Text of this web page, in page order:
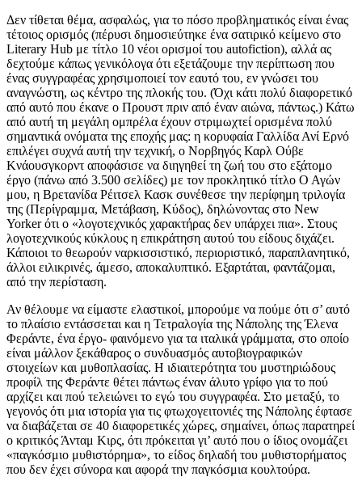
Δεν τίθεται θέμα, ασφαλώς, για το πόσο προβληματικός είναι ένας
τέτοιος ορισμός (πέρυσι δημοσιεύτηκε ένα σατιρικό κείμενο στο
Literary Hub με τίτλο 10 νέοι ορισμοί του autofiction), αλλά ας
δεχτούμε κάπως γενικόλογα ότι εξετάζουμε την περίπτωση που
ένας συγγραφέας χρησιμοποιεί τον εαυτό του, εν γνώσει του
αναγνώστη, ως κέντρο της πλοκής του. (Όχι κάτι πολύ διαφορετικό
από αυτό που έκανε ο Προυστ πριν από έναν αιώνα, πάντως.) Κάτω
από αυτή τη μεγάλη ομπρέλα έχουν στριμωχτεί ορισμένα πολύ
σημαντικά ονόματα της εποχής μας: η κορυφαία Γαλλίδα Ανί Ερνό
επιλέγει συχνά αυτή την τεχνική, ο Νορβηγός Καρλ Ούβε
Κνάουσγκορντ αποφάσισε να διηγηθεί τη ζωή του στο εξάτομο
έργο (πάνω από 3.500 σελίδες) με τον προκλητικό τίτλο Ο Αγών
μου, η Βρετανίδα Ρέιτσελ Κασκ συνέθεσε την περίφημη τριλογία
της (Περίγραμμα, Μετάβαση, Κύδος), δηλώνοντας στο New
Yorker ότι ο «λογοτεχνικός χαρακτήρας δεν υπάρχει πια». Στους
λογοτεχνικούς κύκλους η επικράτηση αυτού του είδους διχάζει.
Κάποιοι το θεωρούν ναρκισσιστικό, περιοριστικό, παραπλανητικό,
άλλοι ειλικρινές, άμεσο, αποκαλυπτικό. Εξαρτάται, φαντάζομαι,
από την περίσταση.
Αν θέλουμε να είμαστε ελαστικοί, μπορούμε να πούμε ότι σ’ αυτό
το πλαίσιο εντάσσεται και η Τετραλογία της Νάπολης της Έλενα
Φεράντε, ένα έργο- φαινόμενο για τα ιταλικά γράμματα, στο οποίο
είναι μάλλον ξεκάθαρος ο συνδυασμός αυτοβιογραφικών
στοιχείων και μυθοπλασίας. Η ιδιαιτερότητα του μυστηριώδους
προφίλ της Φεράντε θέτει πάντως έναν άλυτο γρίφο για το πού
αρχίζει και πού τελειώνει το εγώ του συγγραφέα. Στο μεταξύ, το
γεγονός ότι μια ιστορία για τις φτωχογειτονιές της Νάπολης έφτασε
να διαβάζεται σε 40 διαφορετικές χώρες, σημαίνει, όπως παρατηρεί
ο κριτικός Άνταμ Κιρς, ότι πρόκειται γι’ αυτό που ο ίδιος ονομάζει
«παγκόσμιο μυθιστόρημα», το είδος δηλαδή του μυθιστορήματος
που δεν έχει σύνορα και αφορά την παγκόσμια κουλτούρα.